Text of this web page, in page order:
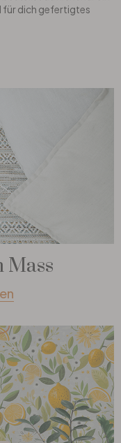
für dich gefertigtes
Mass